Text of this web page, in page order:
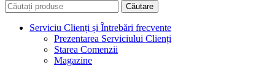
Căutare
Serviciu Clienți și Întrebări frecvente
Prezentarea Serviciului Clienți
Starea Comenzii
Magazine